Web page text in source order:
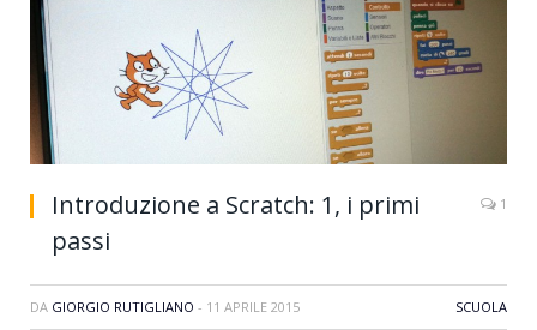
Introduzione a Scratch: 1, i primi
passi
1
DA GIORGIO RUTIGLIANO - 11 APRILE 2015 SCUOLA